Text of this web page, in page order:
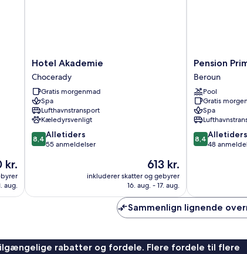
kr.
aug.
Hotel
Akademie
Chocerady
Hotel Akademie
Chocerady
Gratis morgenmad
Spa
Lufthavnstransport
Kæledyrsvenligt
8.4
ud
anmeldelser
8,4 Alletiders
55 anmeldelser
Prisen
er
613 kr.
613 kr.
inkluderer skatter og gebyrer
16. aug. - 17. aug.
Pension
Primus
Beroun
Pension
Beroun
Pool
Gratis
Spa
8.4
ud
anmeldelser
8,4 Alletiders
48
Sammenlign lignende
rabatter og fordele. Flere fordele til flere